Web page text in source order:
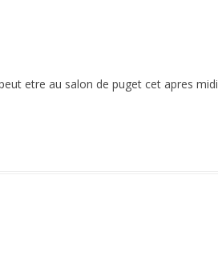
etre au salon de puget cet apres midi